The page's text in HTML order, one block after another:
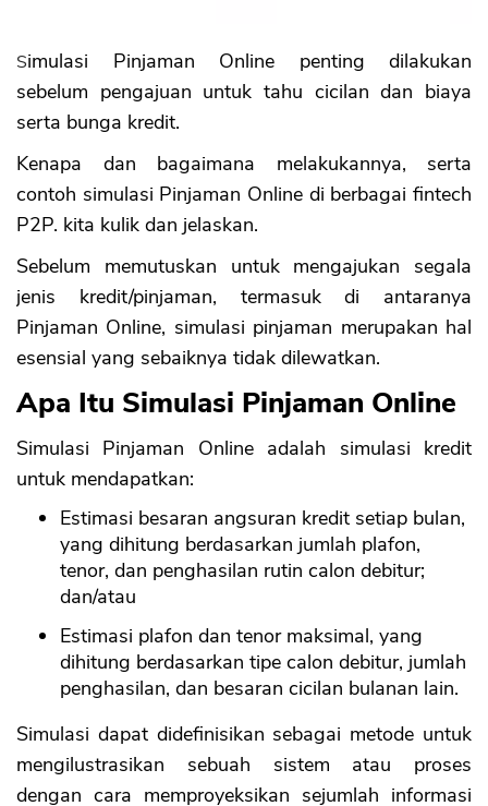
Simulasi Pinjaman Online penting dilakukan
sebelum pengajuan untuk tahu cicilan dan biaya
serta bunga kredit.
Kenapa dan bagaimana melakukannya, serta
contoh simulasi Pinjaman Online di berbagai fintech
P2P. kita kulik dan jelaskan.
Sebelum memutuskan untuk mengajukan segala
jenis kredit/pinjaman, termasuk di antaranya
Pinjaman Online, simulasi pinjaman merupakan hal
esensial yang sebaiknya tidak dilewatkan.
Apa Itu Simulasi Pinjaman Online
Simulasi Pinjaman Online adalah simulasi kredit
untuk mendapatkan:
Estimasi besaran angsuran kredit setiap bulan,
yang dihitung berdasarkan jumlah plafon,
tenor, dan penghasilan rutin calon debitur;
dan/atau
Estimasi plafon dan tenor maksimal, yang
dihitung berdasarkan tipe calon debitur, jumlah
penghasilan, dan besaran cicilan bulanan lain.
Simulasi dapat didefinisikan sebagai metode untuk
mengilustrasikan sebuah sistem atau proses
dengan cara memproyeksikan sejumlah informasi